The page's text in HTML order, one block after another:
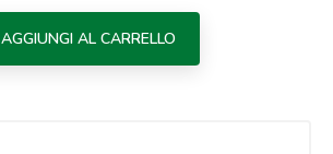
AGGIUNGI AL CARRELLO